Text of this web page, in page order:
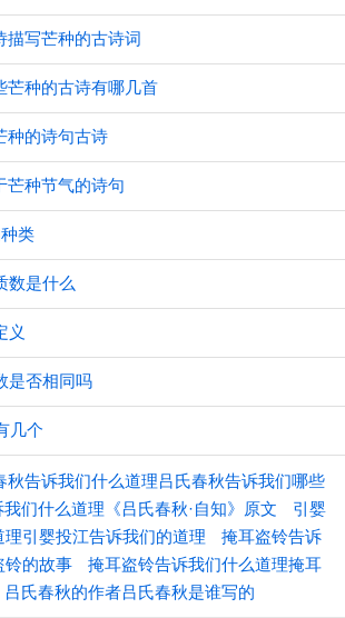
描写芒种的古诗词
芒种的古诗有哪几首
种的诗句古诗
芒种节气的诗句
类
数是什么
义
是否相同吗
几个
秋告诉我们什么道理吕氏春秋告诉我们哪些
们什么道理《吕氏春秋·自知》原文
引婴
引婴投江告诉我们的道理
掩耳盗铃告诉
铃的故事
掩耳盗铃告诉我们什么道理掩耳
吕氏春秋的作者吕氏春秋是谁写的